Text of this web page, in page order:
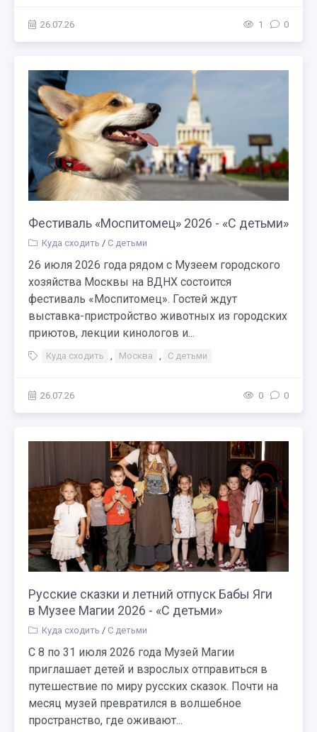
26.07.26 1 0
Фестиваль «Моспитомец» 2026 - «С детьми»
Куда сходить / С детьми
26 июля 2026 года рядом с Музеем городского
хозяйства Москвы на ВДНХ состоится
фестиваль «Моспитомец». Гостей ждут
выставка-пристройство животных из городских
приютов, лекции кинологов и...
Куда сходить , Москва , С детьми
26.07.26 0 0
Русские сказки и летний отпуск Бабы Яги
в Музее Магии 2026 - «С детьми»
Куда сходить / С детьми
С 8 по 31 июля 2026 года Музей Магии
приглашает детей и взрослых отправиться в
путешествие по миру русских сказок. Почти на
месяц музей превратился в волшебное
пространство, где оживают...